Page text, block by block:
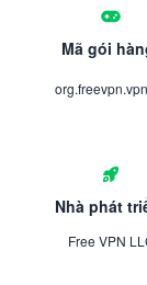
Mã gói
Nhà phát
Free VPN